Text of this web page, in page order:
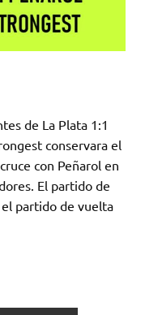
de La Plata 1:1
conservara el
con Peñarol en
El partido de
partido de vuelta